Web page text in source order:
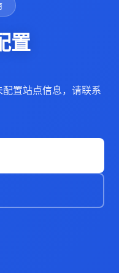
置
置站点信息，请联系